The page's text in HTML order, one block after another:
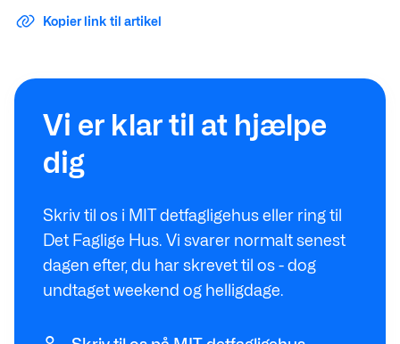
Kopier link til artikel
Vi er klar til at hjælpe
dig
Skriv til os i MIT detfagligehus eller ring til
Det Faglige Hus. Vi svarer normalt senest
dagen efter, du har skrevet til os - dog
undtaget weekend og helligdage.